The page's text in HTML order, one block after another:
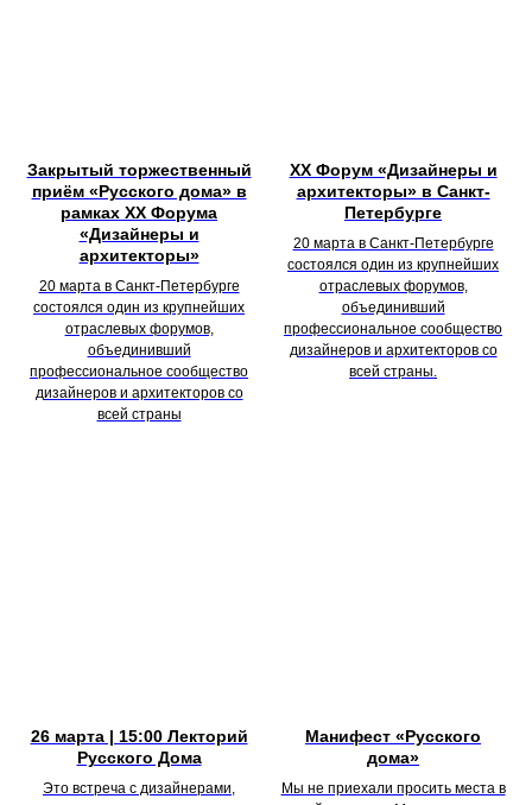
Закрытый торжественный
приём «Русского дома» в
рамках XX Форума
«Дизайнеры и
архитекторы»
20 марта в Санкт-Петербурге
состоялся один из крупнейших
отраслевых форумов,
объединивший
профессиональное сообщество
дизайнеров и архитекторов со
всей страны
XX Форум «Дизайнеры и
архитекторы» в Санкт-
Петербурге
20 марта в Санкт-Петербурге
состоялся один из крупнейших
отраслевых форумов,
объединивший
профессиональное сообщество
дизайнеров и архитекторов со
всей страны.
26 марта | 15:00 Лекторий
Русского Дома
Это встреча с дизайнерами,
Манифест «Русского
дома»
Мы не приехали просить места в